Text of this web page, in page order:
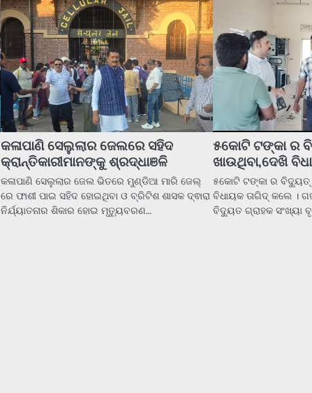
କଳାପାଣି ସେଲୁଲାର ଜେଲରେ ସହିଦ
କ୍ରାନ୍ତିକାରୀମାନଙ୍କୁ ଶ୍ରଦ୍ଧାଞଳି
କଳାପାଣି ସେଲୁଲାର ଜେଲ ଭିତରେ ମୁଣ୍ଡିଆ ମାରି ଜେଲ୍
ରେ ଫାଶୀ ପାଇ ସହିଦ ହୋଇଥିବା ଓ ବ୍ରିଟିଶ ଶାସକ ଦ୍ଵାରା
ନିର୍ଯ୍ୟାତନାର ଶିକାର ହୋଇ ମୃତ୍ୟୁବରଣ…
୫କୋଟି ଟଙ୍କା ର
ଖାଉଥିବା,ଦେଖି
୫କୋଟି ଟଙ୍କା ର ବିଦ୍ୟୁତ୍
ବିଧାୟକ ତାଗିଦ୍ କଲେ ।
ବିଦ୍ୟୁତ ଗ୍ରାହକ ସଂଖ୍ୟା